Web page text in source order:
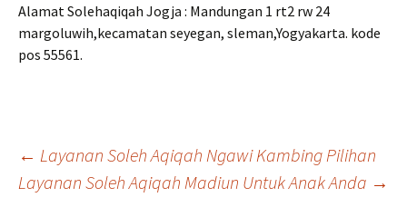
Alamat Solehaqiqah Jogja : Mandungan 1 rt2 rw 24
margoluwih,kecamatan seyegan, sleman,Yogyakarta. kode
pos 55561.
Post
← Layanan Soleh Aqiqah Ngawi Kambing Pilihan
Layanan Soleh Aqiqah Madiun Untuk Anak Anda →